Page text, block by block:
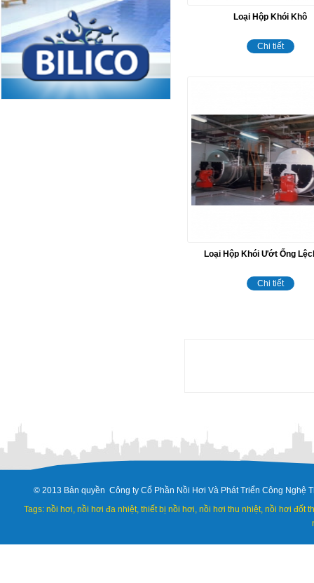
Loại Hộp Khói Khô
Chi tiết
Loại Hộp Khói Ướt Ống
Chi tiết
© 2013 Bản quyền Công ty Cổ Phần Nồi Hơi Và Phát Triển Công
Tags: nồi hơi, nồi hơi đa nhiệt, thiết bị nồi hơi, nồi hơi thu nhiệt, nồi hơi đốt